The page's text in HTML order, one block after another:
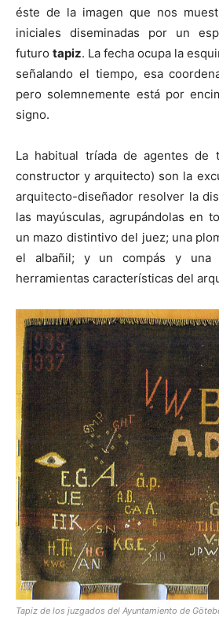
éste de la imagen que nos
iniciales diseminadas por un
futuro tapiz. La fecha ocupa la
señalando el tiempo, esa
pero solemnemente está por
signo.
La habitual tríada de agentes de
constructor y arquitecto) son la
arquitecto-diseñador resolver la
las mayúsculas, agrupándolas en
un mazo distintivo del juez; una
el albañil; y un compás y una
herramientas características del
Tapiz de los juzgados del Ayuntamiento de